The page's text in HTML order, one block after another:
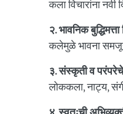
कला विचारांना
२. भावनिक
कलेमुळे भावना
३. संस्कृती व
लोककला, नाट्य,